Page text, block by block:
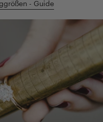
- Guide